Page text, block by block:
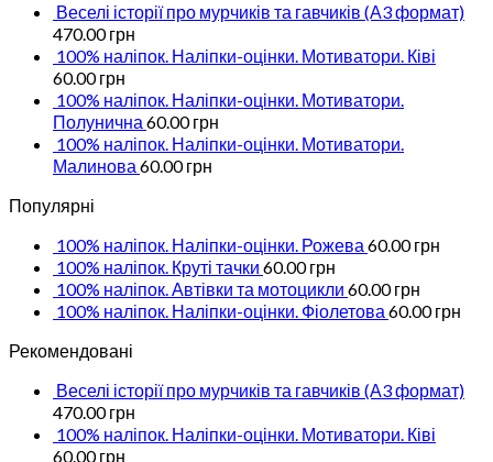
Веселі історії про мурчиків та гавчиків (А3 формат)
470.00грн
100% наліпок. Наліпки-оцінки. Мотиватори. Ківі
60.00грн
100% наліпок. Наліпки-оцінки. Мотиватори.
Полунична 60.00грн
100% наліпок. Наліпки-оцінки. Мотиватори.
Малинова 60.00грн
Популярні
100% наліпок. Наліпки-оцінки. Рожева 60.00грн
100% наліпок. Круті тачки 60.00грн
100% наліпок. Автівки та мотоцикли 60.00грн
100% наліпок. Наліпки-оцінки. Фіолетова 60.00грн
Рекомендовані
Веселі історії про мурчиків та гавчиків (А3 формат)
470.00грн
100% наліпок. Наліпки-оцінки. Мотиватори. Ківі
60.00грн